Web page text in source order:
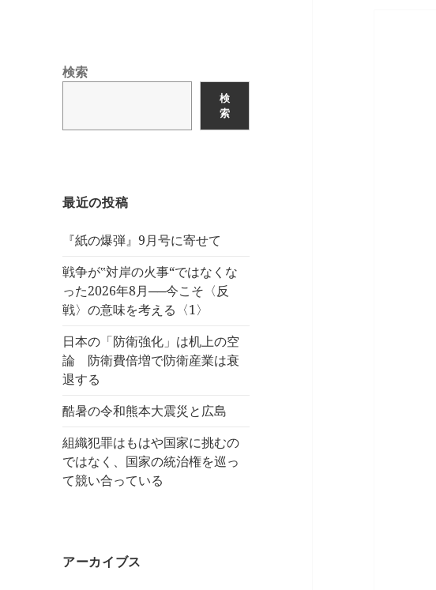
検索
検
索
最近の投稿
『紙の爆弾』9月号に寄せて
戦争が‟対岸の火事“ではなくな
った2026年8月──今こそ〈反
戦〉の意味を考える〈1〉
日本の「防衛強化」は机上の空
論 防衛費倍増で防衛産業は衰
退する
酷暑の令和熊本大震災と広島
組織犯罪はもはや国家に挑むの
ではなく、国家の統治権を巡っ
て競い合っている
アーカイブス